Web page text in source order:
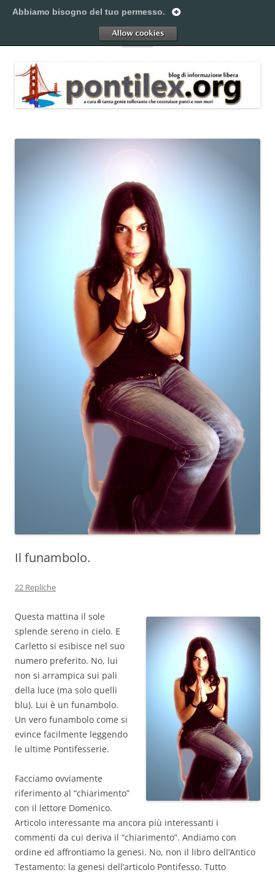
al
Pontilex
Menu
Il funambolo.
22 Repliche
Questa mattina il sole
splende sereno in cielo. E
Carletto si esibisce nel suo
numero preferito. No, lui
non si arrampica sui pali
della luce (ma solo quelli
blu). Lui è un funambolo.
Un vero funambolo come si
evince facilmente leggendo
le ultime Pontifesserie.
Facciamo ovviamente
riferimento al “chiarimento”
con il lettore Domenico.
Articolo interessante ma ancora più interessanti i
commenti da cui deriva il “chiarimento”. Andiamo con
ordine ed affrontiamo la genesi. No, non il libro dell’Antico
Testamento: la genesi dell’articolo Pontifesso. Tutto
Abbiamo bisogno del tuo permesso.